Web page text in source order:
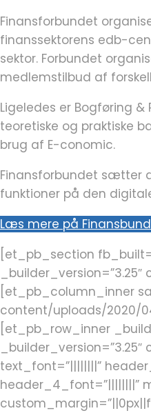
Finansforbundet
finanssektorens edb-
sektor. Forbundet
medlemstilbud af
Ligeledes er Bogføring
teoretiske og praktiske
brug af E-conomic.
Finansforbundet sætter
funktioner på den
Læs mere på
[et_pb_section
[et_pb_column_inner
content/uploads/2020/
[et_pb_row_inner
text_font=”||||||||”
header_4_font=”||||||||”